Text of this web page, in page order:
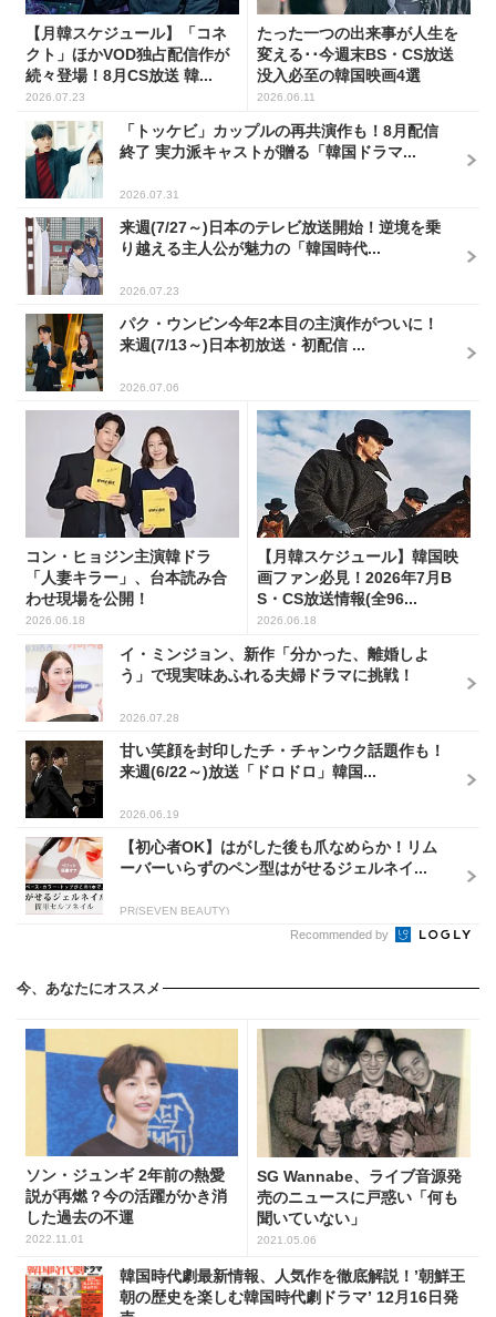
【月韓スケジュール】「コネ
クト」ほかVOD独占配信作が
続々登場！8月CS放送 韓...
2026.07.23
たった一つの出来事が人生を
変える･･今週末BS・CS放送
没入必至の韓国映画4選
2026.06.11
「トッケビ」カップルの再共演作も！8月配信
終了 実力派キャストが贈る「韓国ドラマ...
2026.07.31
来週(7/27～)日本のテレビ放送開始！逆境を乗
り越える主人公が魅力の「韓国時代...
2026.07.23
パク・ウンビン今年2本目の主演作がついに！
来週(7/13～)日本初放送・初配信 ...
2026.07.06
コン・ヒョジン主演韓ドラ
「人妻キラー」、台本読み合
わせ現場を公開！
2026.06.18
【月韓スケジュール】韓国映
画ファン必見！2026年7月B
S・CS放送情報(全96...
2026.06.18
イ・ミンジョン、新作「分かった、離婚しよ
う」で現実味あふれる夫婦ドラマに挑戦！
2026.07.28
甘い笑顔を封印したチ・チャンウク話題作も！
来週(6/22～)放送「ドロドロ」韓国...
2026.06.19
【初心者OK】はがした後も爪なめらか！リム
ーバーいらずのペン型はがせるジェルネイ...
PR(SEVEN BEAUTY)
Recommended by
今、あなたにオススメ
ソン・ジュンギ 2年前の熱愛
説が再燃？今の活躍がかき消
した過去の不運
2022.11.01
SG Wannabe、ライブ音源発
売のニュースに戸惑い「何も
聞いていない」
2021.05.06
韓国時代劇最新情報、人気作を徹底解説！’朝鮮王
朝の歴史を楽しむ韓国時代劇ドラマ’ 12月16日発